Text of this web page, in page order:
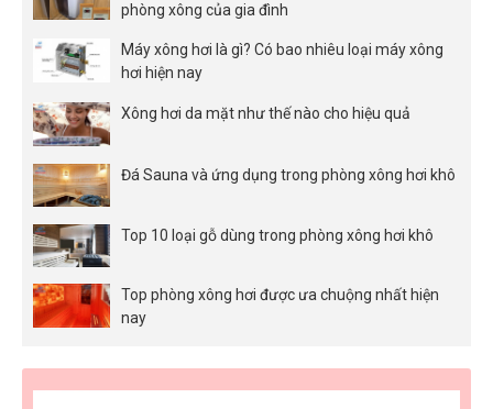
phòng xông của gia đình
Máy xông hơi là gì? Có bao nhiêu loại máy xông
hơi hiện nay
Xông hơi da mặt như thế nào cho hiệu quả
Đá Sauna và ứng dụng trong phòng xông hơi khô
Top 10 loại gỗ dùng trong phòng xông hơi khô
Top phòng xông hơi được ưa chuộng nhất hiện
nay